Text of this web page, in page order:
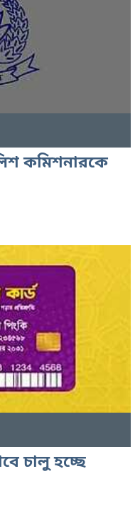
কমিশনারকে
চালু হচ্ছে